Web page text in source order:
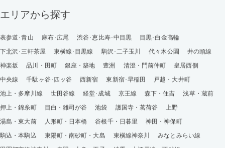
エリアから探す
表参道･青山 麻布･広尾 渋谷･恵比寿･中目黒
目黒･白金高輪
下北沢･三軒茶屋
東横線･目黒線 駒沢･二子玉川 代々木公園
井の頭線
神楽坂
品川・田町 銀座・築地 豊洲 清澄・門前仲町
皇居西側
中央線
千駄ヶ谷･四ッ谷 西新宿 東新宿･早稲田
戸越・大井町
池上・多摩川線
世田谷線 経堂･成城 京王線 森下・住吉
浅草・蔵前
押上・錦糸町
目白・雑司が谷 池袋 護国寺・茗荷谷
上野
湯島・東大前
人形町・日本橋 谷根千・日暮里
神田・神保町
駒込・本駒込
東陽町・南砂町・大島 東横線神奈川
みなとみらい線